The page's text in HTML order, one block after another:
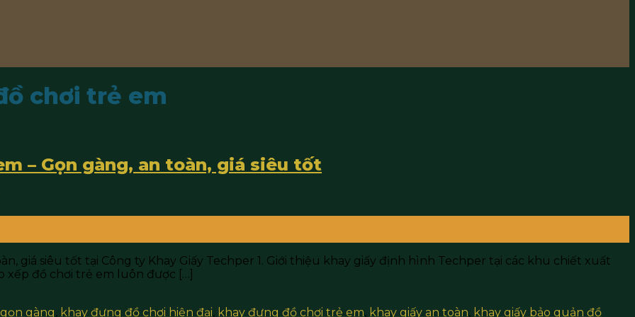
chơi trẻ em
– Gọn gàng, an toàn, giá siêu tốt
giá siêu tốt tại Công ty Khay Giấy Techper 1. Giới thiệu khay giấy định hình Techper tại các khu chiết xuất
xếp đồ chơi trẻ em luôn được […]
gàng, khay đựng đồ chơi hiện đại, khay đựng đồ chơi trẻ em, khay giấy an toàn, khay giấy bảo quản đồ